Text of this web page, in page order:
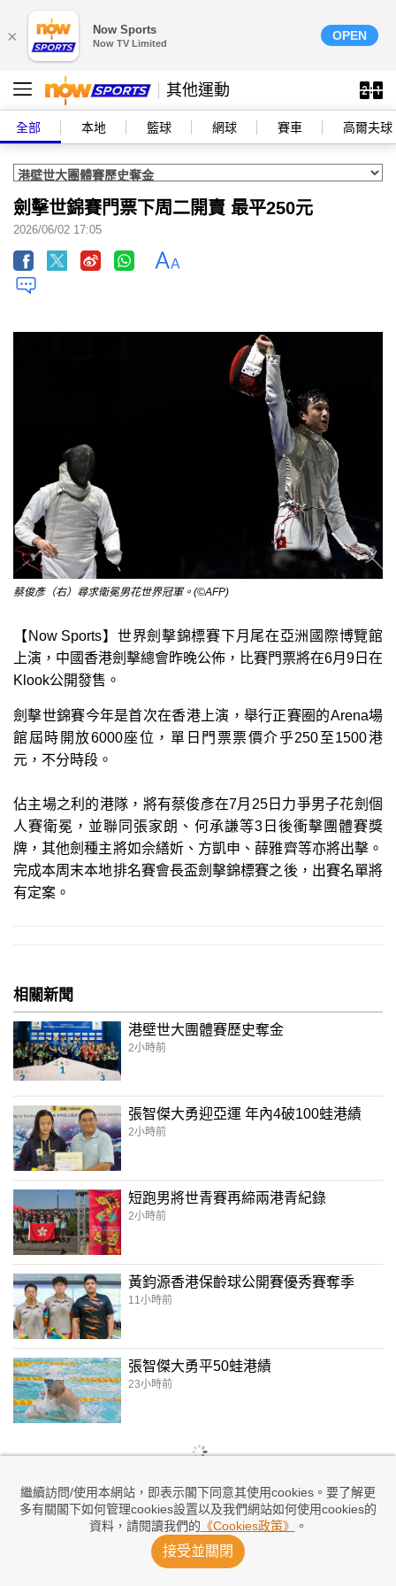
× Now Sports
Now TV Limited
OPEN
其他運動
繼續訪問/使用本網站，即表示閣下同意其使用cookies。要了解更
多有關閣下如何管理cookies設置以及我們網站如何使用cookies的
資料，請閱讀我們的 《Cookies政策》 。
接受並關閉
全部 本地 籃球 網球 賽車 高爾夫球
劍擊世錦賽門票下周二開賣 最平250元
2026/06/02 17:05
蔡俊彥（右）尋求衛冕男花世界冠軍。(©AFP)
【Now Sports】世界劍擊錦標賽下月尾在亞洲國際博覽館
上演，中國香港劍擊總會昨晚公佈，比賽門票將在6月9日在
Klook公開發售。
劍擊世錦賽今年是首次在香港上演，舉行正賽圈的Arena場
館屆時開放6000座位，單日門票票價介乎250至1500港
元，不分時段。
佔主場之利的港隊，將有蔡俊彥在7月25日力爭男子花劍個
人賽衛冕，並聯同張家朗、何承謙等3日後衝擊團體賽獎
牌，其他劍種主將如佘繕妡、方凱申、薛雅齊等亦將出擊。
完成本周末本地排名賽會長盃劍擊錦標賽之後，出賽名單將
有定案。
相關新聞
港壁世大團體賽歷史奪金
2小時前
張智傑大勇迎亞運 年內4破100蛙港績
2小時前
短跑男將世青賽再締兩港青紀錄
2小時前
黃鈞源香港保齡球公開賽優秀賽奪季
11小時前
張智傑大勇平50蛙港績
23小時前